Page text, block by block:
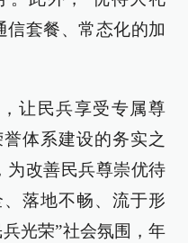
信套餐、常态化的加
让民兵享受专属尊
体系建设的务实之
为改善民兵尊崇优待
落地不畅、流于形
光荣”社会氛围，年